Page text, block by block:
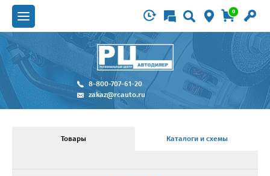
0
8-800-707-61-20
zakaz@rcauto.ru
Товары Каталоги и схемы